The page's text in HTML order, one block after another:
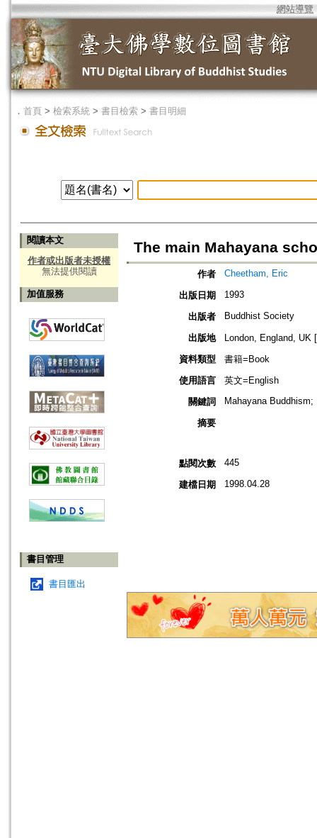
網站導覽
． 首頁 > 檢索系統 > 書目檢索 > 書目明細
閱讀本文
作者或出版者未授權
無法提供閱讀
加值服務
書目管理
書目匯出
The main Mahayana
作者 Cheetham, Eric
出版日期 1993
出版者 Buddhist Society
出版地
London, England, UK
資料類型
書籍=Book
使用語言
英文=English
關鍵詞
Mahayana
摘要
點閱次數 445
建檔日期 1998.04.28